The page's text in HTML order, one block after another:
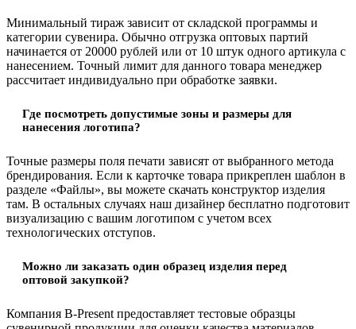
Минимальный тираж зависит от складской программы и
категории сувенира. Обычно отгрузка оптовых партий
начинается от 20000 рублей или от 10 штук одного артикула с
нанесением. Точный лимит для данного товара менеджер
рассчитает индивидуально при обработке заявки.
Где посмотреть допустимые зоны и размеры для
нанесения логотипа?
Точные размеры поля печати зависят от выбранного метода
брендирования. Если к карточке товара прикреплен шаблон в
разделе «Файлы», вы можете скачать конструктор изделия
там. В остальных случаях наш дизайнер бесплатно подготовит
визуализацию с вашим логотипом с учетом всех
технологических отступов.
Можно ли заказать один образец изделия перед
оптовой закупкой?
Компания B-Present предоставляет тестовые образцы